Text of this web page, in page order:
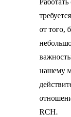
от того,
нашему
RCH.